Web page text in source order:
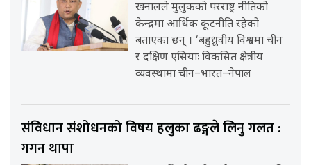
खनालले मुलुकको परराष्ट्र नीतिको
केन्द्रमा आर्थिक कूटनीति रहेको
बताएका छन् । ‘बहुध्रुवीय विश्वमा चीन
र दक्षिण एसियाः विकसित क्षेत्रीय
व्यवस्थामा चीन–भारत–नेपाल
संविधान संशोधनको विषय हलुका ढङ्गले लिनु गलत :
गगन थापा